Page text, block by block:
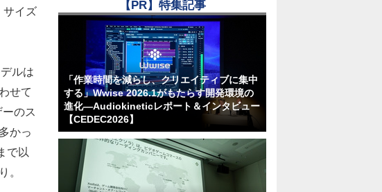
サイズ
ルは
せて
のス
かっ
で以
。
【PR】特集記事
「作業時間を減らし、クリエイティブに集中
する」Wwise 2026.1がもたらす開発環境の
進化―Audiokineticレポート＆インタビュー
【CEDEC2026】